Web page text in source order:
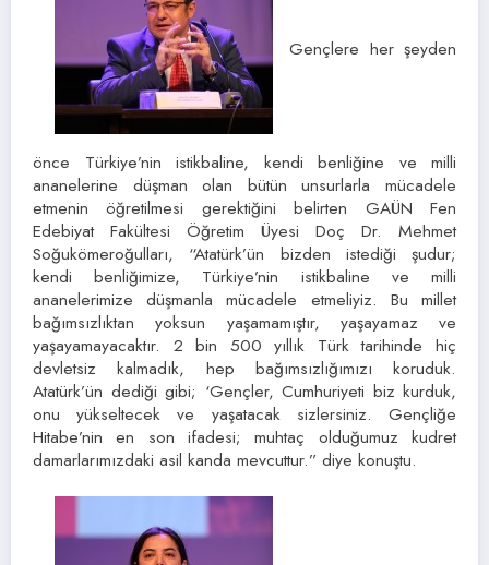
Gençlere her şeyden
önce Türkiye’nin istikbaline, kendi benliğine ve milli
ananelerine düşman olan bütün unsurlarla mücadele
etmenin öğretilmesi gerektiğini belirten GAÜN Fen
Edebiyat Fakültesi Öğretim Üyesi Doç Dr. Mehmet
Soğukömeroğulları, “Atatürk’ün bizden istediği şudur;
kendi benliğimize, Türkiye’nin istikbaline ve milli
ananelerimize düşmanla mücadele etmeliyiz. Bu millet
bağımsızlıktan yoksun yaşamamıştır, yaşayamaz ve
yaşayamayacaktır. 2 bin 500 yıllık Türk tarihinde hiç
devletsiz kalmadık, hep bağımsızlığımızı koruduk.
Atatürk’ün dediği gibi; ‘Gençler, Cumhuriyeti biz kurduk,
onu yükseltecek ve yaşatacak sizlersiniz. Gençliğe
Hitabe’nin en son ifadesi; muhtaç olduğumuz kudret
damarlarımızdaki asil kanda mevcuttur.” diye konuştu.